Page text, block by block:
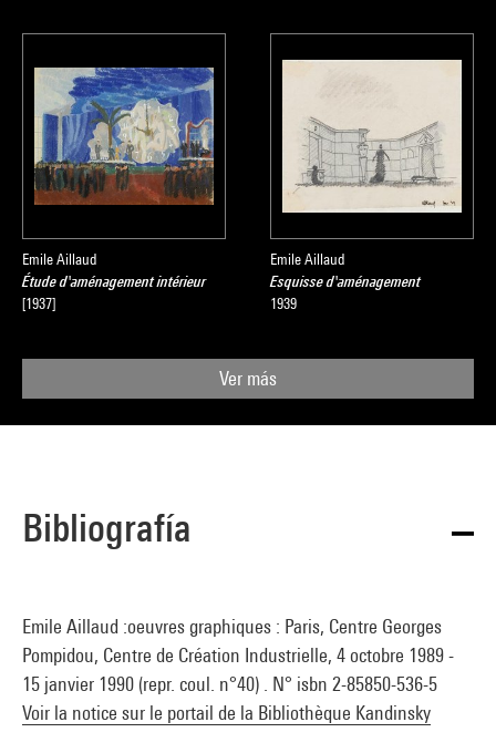
Emile Aillaud
Étude d'aménagement intérieur
[1937]
Emile Aillaud
Esquisse d'aménagement
1939
Ver más
Bibliografía
Emile Aillaud :oeuvres graphiques : Paris, Centre Georges
Pompidou, Centre de Création Industrielle, 4 octobre 1989 -
15 janvier 1990 (repr. coul. n°40) . N° isbn 2-85850-536-5
Voir la notice sur le portail de la Bibliothèque Kandinsky